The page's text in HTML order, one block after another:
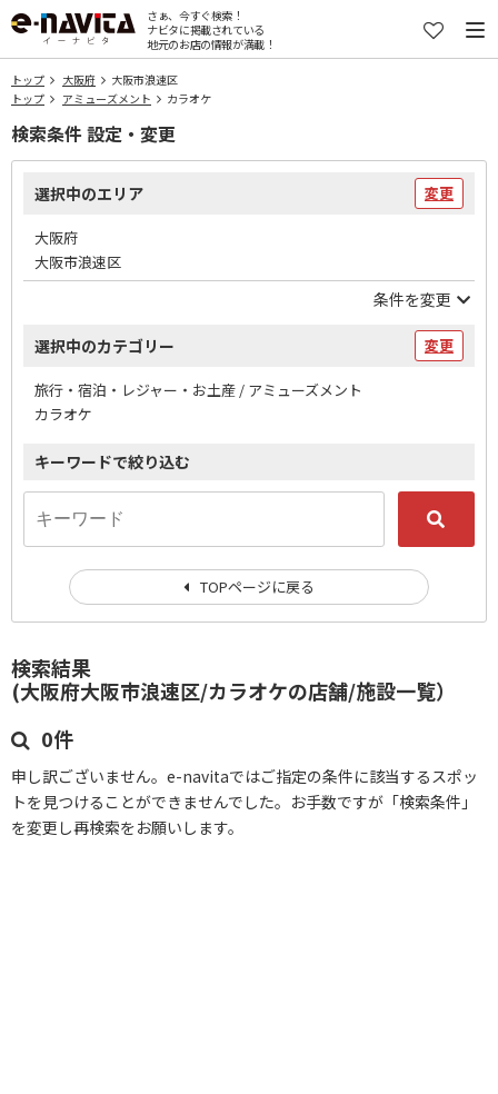
さぁ、今すぐ検索！
ナビタに掲載されている
地元のお店の情報が満載！
トップ 大阪府
大阪市浪速区
トップ
アミューズメント カラオケ
検索結果
(大阪府大阪市浪速区/カラオケの店舗/施設一覧）
0件
申し訳ございません。e-navitaではご指定の条件に該当するスポッ
トを見つけることができませんでした。お手数ですが「検索条件」
を変更し再検索をお願いします。
検索条件 設定・変更
選択中のエリア 変更
大阪府
大阪市浪速区
条件を変更
選択中のカテゴリー 変更
旅行・宿泊・レジャー・お土産 / アミューズメント
カラオケ
キーワードで絞り込む
TOPページに戻る